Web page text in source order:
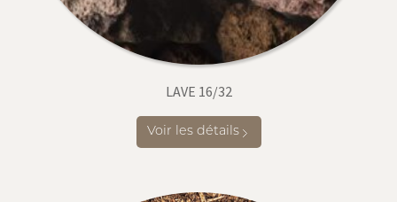
LAVE 16/32
Voir les détails